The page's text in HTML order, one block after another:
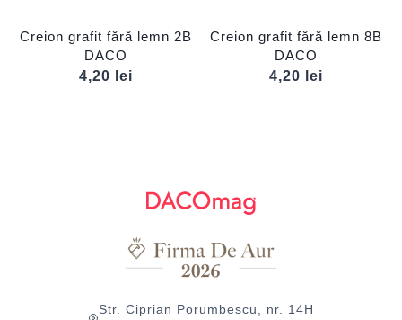
Creion grafit fără lemn 2B
DACO
4,20
lei
Creion grafit fără lemn 8B
DACO
4,20
lei
Str. Ciprian Porumbescu, nr. 14H